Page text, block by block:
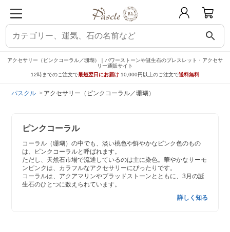
search
アクセサリー（ピンクコーラル／珊瑚）｜パワーストーンや誕生石のブレスレット・アクセサ
リー通販サイト
12時までのご注文で最短翌日にお届け 10,000円以上のご注文で送料無料
パスクル アクセサリー（ピンクコーラル／珊瑚）
ピンクコーラル
コーラル（珊瑚）の中でも、淡い桃色や鮮やかなピンク色のもの
は、ピンクコーラルと呼ばれます。
ただし、天然石市場で流通しているのは主に染色。華やかなサーモ
ンピンクは、カラフルなアクセサリーにぴったりです。
コーラルは、アクアマリンやブラッドストーンとともに、3月の誕
生石のひとつに数えられています。
詳しく知る